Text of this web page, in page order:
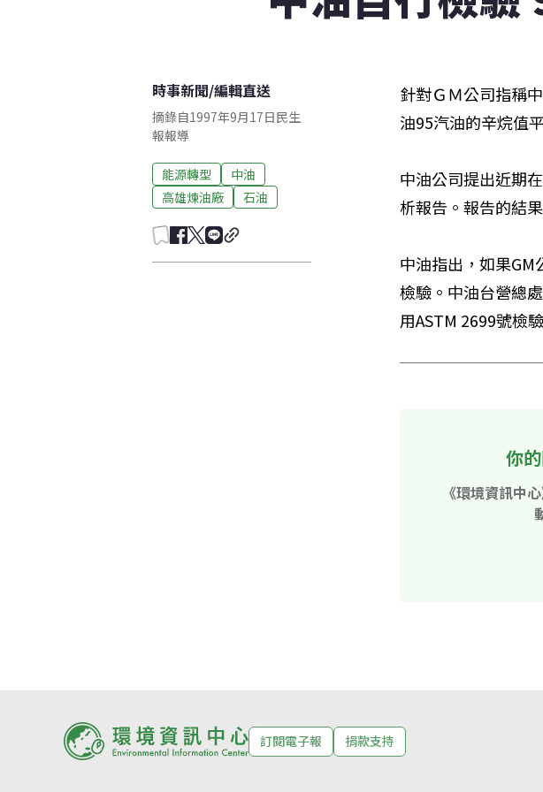
時事新聞/編輯直送
摘錄自1997年9月17日民生
報報導
能源轉型
中油
高雄煉油廠
石油
針對ＧＭ公司指稱
油95汽油的辛烷值
中油公司提出近期
析報告。報告的結
中油指出，如果
檢驗。中油台營總
用ASTM 2699號檢
你
《環境資訊中
訂閱電子報 捐款支持